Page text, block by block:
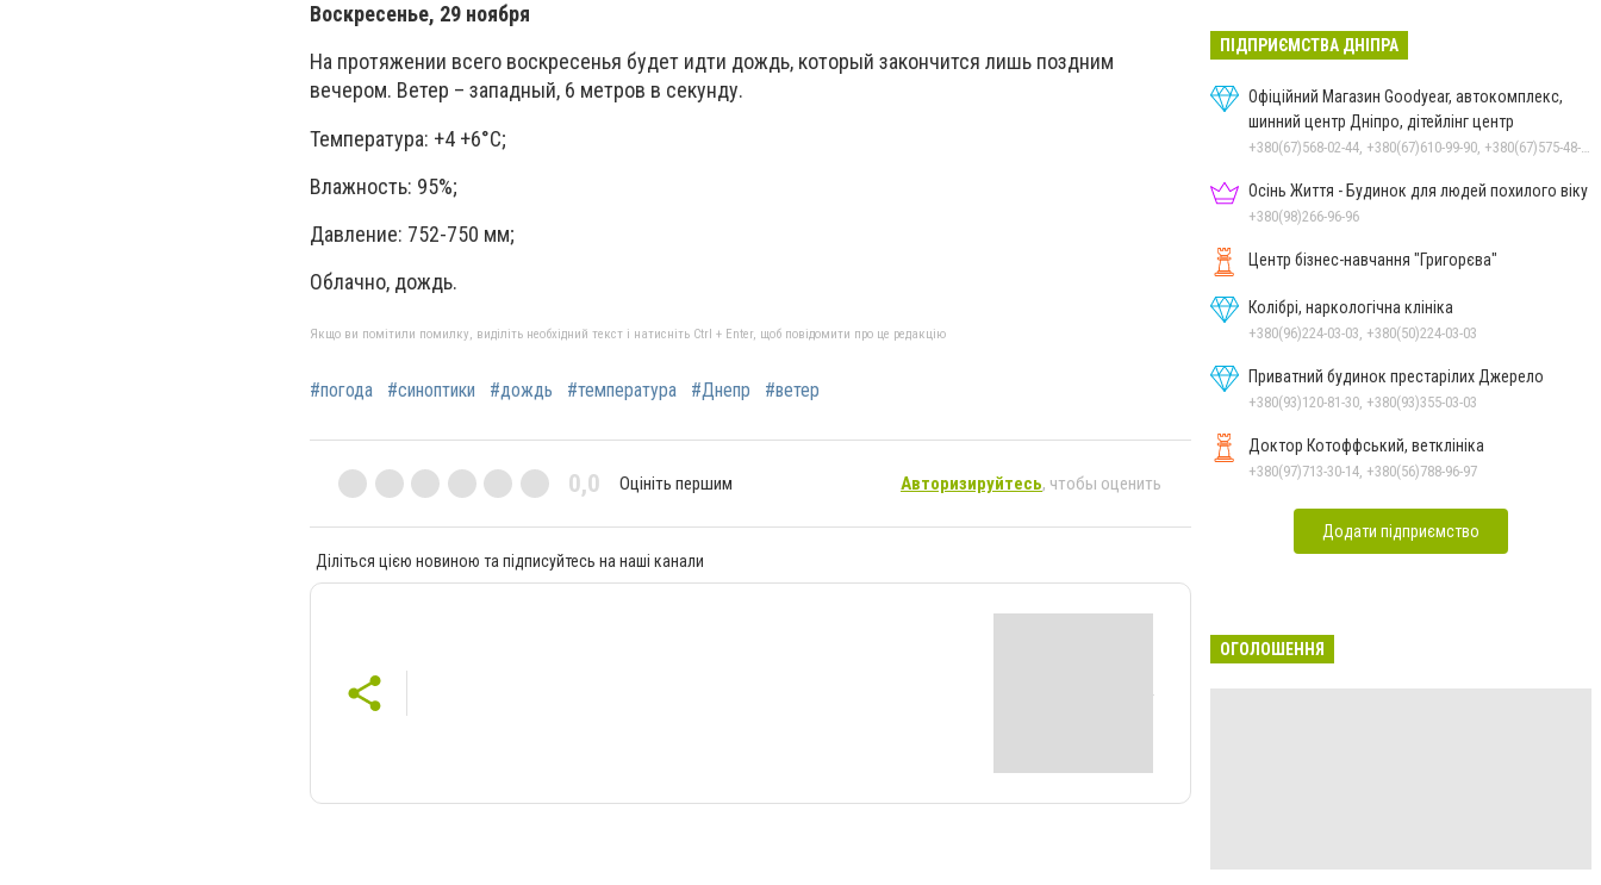
Воскресенье, 29 ноября
На протяжении всего воскресенья будет идти дождь, который закончится лишь поздним
вечером. Ветер – западный, 6 метров в секунду.
Температура: +4 +6°C;
Влажность: 95%;
Давление: 752-750 мм;
Облачно, дождь.
Якщо ви помітили помилку, виділіть необхідний текст і натисніть Ctrl + Enter, щоб повідомити про це редакцію
#погода #синоптики #дождь #температура #Днепр #ветер
0,0 Оцініть першим Авторизируйтесь, чтобы оценить
Діліться цією новиною та підписуйтесь на наші канали
ПІДПРИЄМСТВА ДНІПРА
Офіційний Магазин Goodyear, автокомплекс,
шинний центр Дніпро, дітейлінг центр
Осінь Життя - Будинок для людей похилого віку
+380(98)266-96-96
Центр бізнес-навчання "Григорєва"
Колібрі, наркологічна клініка
+380(96)224-03-03, +380(50)224-03-03
Приватний будинок престарілих Джерело
+380(93)120-81-30, +380(93)355-03-03
Доктор Котоффський, ветклініка
+380(97)713-30-14, +380(56)788-96-97
Додати підприємство
ОГОЛОШЕННЯ